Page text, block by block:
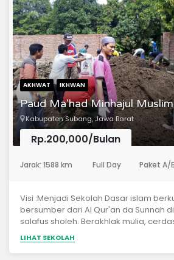
Mengentaskan buta huruf Al-Qur’an
Menanamkan Akhlakul Karimah
dengan orang tua, teman dan
mengembangkan potensi belajar
pengajaran Al-Qur’an.
islami.Continue reading at https://
saqu/ | Dar el-Iman
AKHWAT IKHWAN
Paud Ma'had Minhajul Muslim
Kabupaten Subang, Jawa Barat
Rp.200,000/Bulan
Jarak: 1588 km Full Day Paket A/
Visi :Menjadi Sekolah Dasar islam
bersumber dari Al Qur'an da Sunnah
salafus sholeh. Berakhlak mulia,
iptek.
LIHAT SEKOLAH